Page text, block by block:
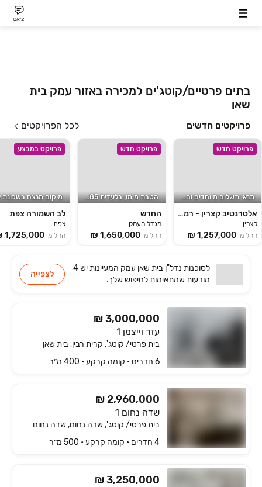
צ׳אט
בתים פרטיים/קוטג'ים למכירה באזור עמק בית
שאן
פרויקטים חדשים לכל הפרויקטים
פרויקט חדש
תנאי תשלום מיוחדים והטבת מס
אלטרנטיב קצרין - רמת הגולן
קצרין
החל מ-
פרויקט חדש
הטבת מימון בלעדית 15/85!
החרש
מגדל העמק
החל מ-
פרויקט במבצע
לב השמורה צפת
צפת
החל מ-
לסוכנות נדל"ן בית שאן עמק המעיינותיש 4
מודעות שמתאימותלחיפוש שלך.
לצפייה
₪ 3,000,000
עזר וייצמן 1
בית פרטי/ קוטג', קרית רבין, בית שאן
6 חדרים • קומה ‎קרקע‏ • 400 מ״ר
₪ 2,960,000
שדה נחום 1
בית פרטי/ קוטג', שדה נחום, שדה נחום
4 חדרים • קומה ‎קרקע‏ • 500 מ״ר
₪ 3,250,000